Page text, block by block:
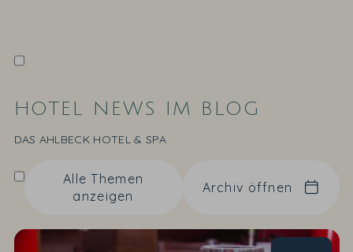
HOTEL NEWS IM BLOG
DAS AHLBECK HOTEL & SPA
Alle Themen
anzeigen
Archiv öffnen